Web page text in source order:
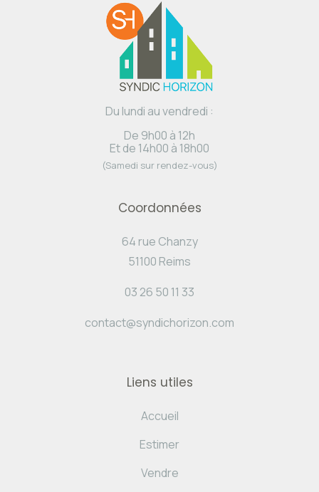
Du lundi au vendredi :
De 9h00 à 12h
Et de 14h00 à 18h00
(Samedi sur rendez-vous)
Coordonnées
64 rue Chanzy
51100 Reims
03 26 50 11 33
contact@syndichorizon.com
Liens utiles
Accueil
Estimer
Vendre